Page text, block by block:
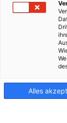
Alles